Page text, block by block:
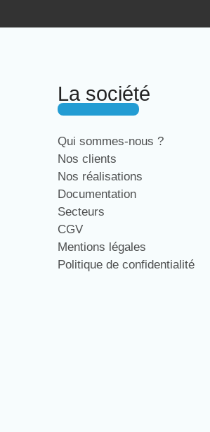
La société
Qui sommes-nous ?
Nos clients
Nos réalisations
Documentation
Secteurs
CGV
Mentions légales
Politique de confidentialité